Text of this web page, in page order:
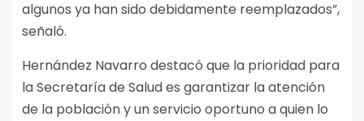
algunos ya han sido debidamente reemplazados”,
señaló.
Hernández Navarro destacó que la prioridad para
la Secretaría de Salud es garantizar la atención
de la población y un servicio oportuno a quien lo